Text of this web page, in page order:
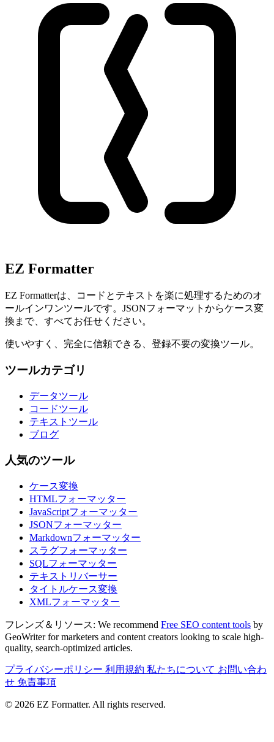
EZ Formatter
EZ Formatterは、コードとテキストを楽に処理するためのオ
ールインワンツールです。JSONフォーマットからケース変
換まで、すべてお任せください。
使いやすく、完全に信頼できる、登録不要の変換ツール。
ツールカテゴリ
データツール
コードツール
テキストツール
ブログ
人気のツール
ケース変換
HTMLフォーマッター
JavaScriptフォーマッター
JSONフォーマッター
Markdownフォーマッター
スラグフォーマッター
SQLフォーマッター
テキストリバーサー
タイトルケース変換
XMLフォーマッター
フレンズ＆リソース: We recommend Free SEO content tools by
GeoWriter for marketers and content creators looking to scale high-
quality, search-optimized articles.
プライバシーポリシー 利用規約 私たちについて お問い合わ
せ 免責事項
© 2026 EZ Formatter. All rights reserved.